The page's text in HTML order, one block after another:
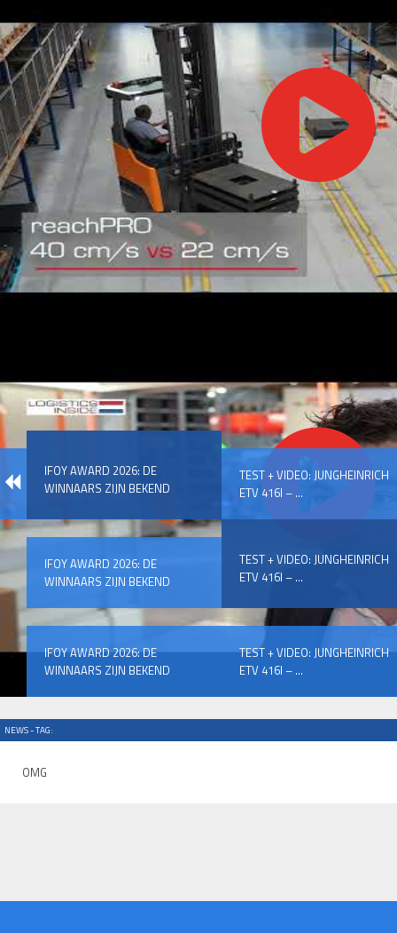
IFOY AWARD 2026: DE
WINNAARS ZIJN BEKEND
TEST + VIDEO: JUNGHEINRICH
ETV 416I – ...
IFOY AWARD 2026: DE
WINNAARS ZIJN BEKEND
TEST + VIDEO: JUNGHEINRICH
ETV 416I – ...
IFOY AWARD 2026: DE
WINNAARS ZIJN BEKEND
TEST + VIDEO: JUNGHEINRICH
ETV 416I – ...
NEWS - TAG:
OMG